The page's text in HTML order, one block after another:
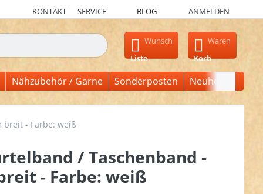
KONTAKT SERVICE BLOG ANMELDEN
erscheinen automatisch erste Ergebnisse. Drücken Sie die
Wunsch
Liste
Waren
Korb
Nähzubehör / Garne Sonderposten Neuheiten
breit - Farbe: weiß
/ Taschenband -
- Farbe: weiß